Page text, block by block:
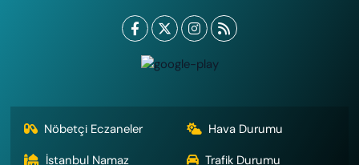
Nöbetçi Eczaneler
Hava Durumu
İstanbul Namaz
Trafik Durumu